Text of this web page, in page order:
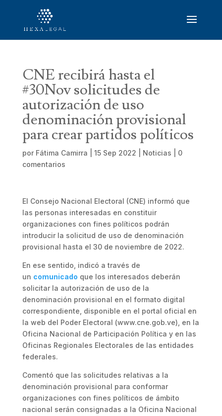
CNE recibirá hasta el
#30Nov solicitudes de
autorización de uso
denominación provisional
para crear partidos políticos
por Fátima Camirra 15 Sep 2022 Noticias
0
comentarios
El Consejo Nacional Electoral (CNE) informó que
las personas interesadas en constituir
organizaciones con fines políticos podrán
introducir la solicitud de uso de denominación
provisional hasta el 30 de noviembre de 2022.
En ese sentido, indicó a través de
un comunicado que los interesados deberán
solicitar la autorización de uso de la
denominación provisional en el formato digital
correspondiente, disponible en el portal oficial en
la web del Poder Electoral (www.cne.gob.ve), en la
Oficina Nacional de Participación Política y en las
Oficinas Regionales Electorales de las entidades
federales.
Comentó que las solicitudes relativas a la
denominación provisional para conformar
organizaciones con fines políticos de ámbito
nacional serán consignadas a la Oficina Nacional